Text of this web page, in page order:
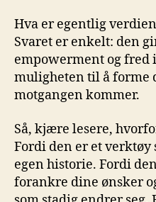
Hva er⁢ egentlig
Svaret‍ er​ enkelt:​ den‌
empowerment og fred
muligheten til å forme‌
motgangen kommer.
Så, kjære lesere,
‍Fordi den er⁢ et‌
egen historie. ⁢Fordi
forankre​ dine ‍ønsker⁤